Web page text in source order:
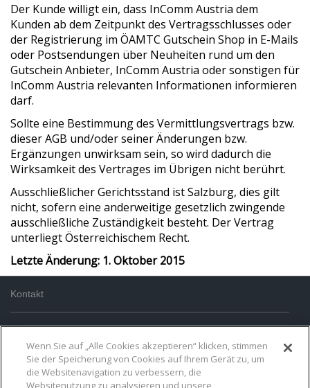
Der Kunde willigt ein, dass InComm Austria dem
Kunden ab dem Zeitpunkt des Vertragsschlusses oder
der Registrierung im ÖAMTC Gutschein Shop in E-Mails
oder Postsendungen über Neuheiten rund um den
Gutschein Anbieter, InComm Austria oder sonstigen für
InComm Austria relevanten Informationen informieren
darf.
Sollte eine Bestimmung des Vermittlungsvertrags bzw.
dieser AGB und/oder seiner Änderungen bzw.
Ergänzungen unwirksam sein, so wird dadurch die
Wirksamkeit des Vertrages im Übrigen nicht berührt.
Ausschließlicher Gerichtsstand ist Salzburg, dies gilt
nicht, sofern eine anderweitige gesetzlich zwingende
ausschließliche Zuständigkeit besteht. Der Vertrag
unterliegt Österreichischem Recht.
Letzte Änderung: 1. Oktober 2015
Kontakt
AGB
Datenschutz
Wenn Sie auf „Alle Cookies akzeptieren“ klicken, stimmen
Sie der Speicherung von Cookies auf Ihrem Gerät zu, um
die Websitenavigation zu verbessern, die
Websitenutzung zu analysieren und unsere